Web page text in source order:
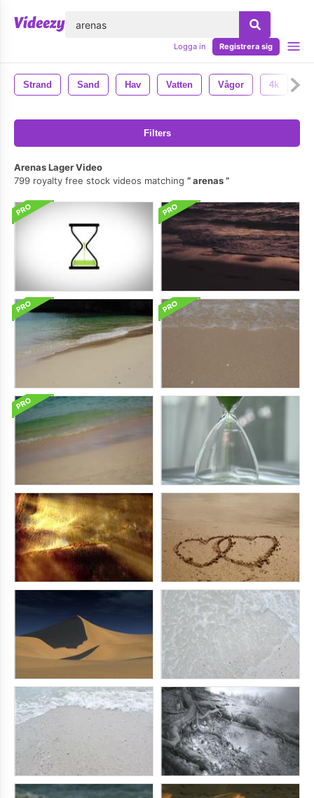
Logga in Registrera sig
Strand Sand Hav Vatten Vågor 4k
Filters
Arenas Lager Video
799 royalty free stock videos matching
arenas